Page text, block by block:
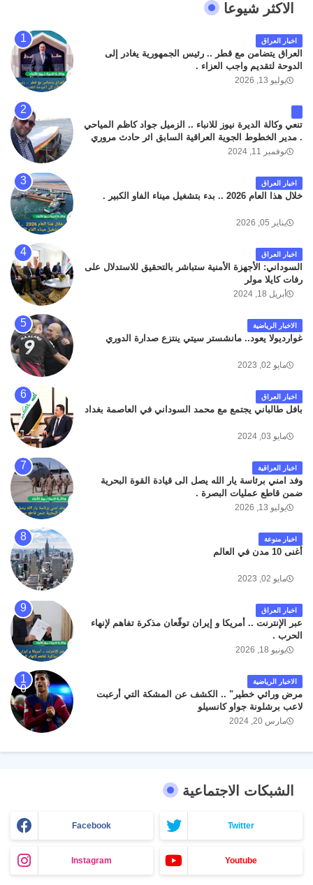
الاكثر شيوعا
اخبار العراق
العراق يتضامن مع قطر .. رئيس الجمهورية يغادر إلى
الدوحة لتقديم واجب العزاء .
يوليو 13, 2026
تنعي وكالة الديرة نيوز للانباء .. الزميل جواد كاظم المياحي
. مدير الخطوط الجوية العراقية السابق اثر حادث مروري
داخل مطار البصرة الدولي اليوم الاثنين على الطريق
كان سبب الحادث يعود لتصادم عجلته مع عجلة نوع كيا بنكو
تابعة لشركة الهلال الماسكة لإعمار مطار البصرة الدولي .
سائلين الله عز وجل ان يتغمد الفقيد بواسع رحمته ، و انا
نوفمبر 11, 2024
اخبار العراق
خلال هذا العام 2026 .. بدء بتشغيل ميناء الفاو الكبير .
يناير 05, 2026
اخبار العراق
السوداني: الأجهزة الأمنية ستباشر بالتحقيق للاستدلال على
رفات كايلا مولر
أبريل 18, 2024
الاخبار الرياضية
غوارديولا يعود.. مانشستر سيتي ينتزع صدارة الدوري
مايو 02, 2023
اخبار العراق
بافل طالباني يجتمع مع محمد السوداني في العاصمة بغداد
مايو 03, 2024
اخبار العراقية
وفد امني برئاسة يار الله يصل الى قيادة القوة البحرية
ضمن قاطع عمليات البصرة .
يوليو 13, 2026
اخبار منوعة
أغنى 10 مدن في العالم
مايو 02, 2023
اخبار العراق
عبر الإنترنت .. أمريكا و إيران توقّعان مذكرة تفاهم لإنهاء
الحرب .
يونيو 18, 2026
الاخبار الرياضية
مرض وراثي خطير" .. الكشف عن المشكة التي أرعبت
لاعب برشلونة جواو كانسيلو
مارس 20, 2024
الشبكات الاجتماعية
Facebook Twitter
Instagram Youtube